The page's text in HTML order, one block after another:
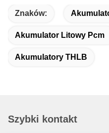
Znaków:
Akumulator Litowy Pcm
Akumulatory THLB
Szybki kontakt